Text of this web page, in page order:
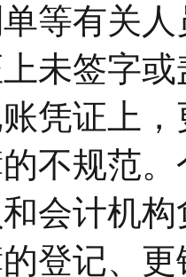
等有关
未签字
凭证上
不规范
会计机
登记、